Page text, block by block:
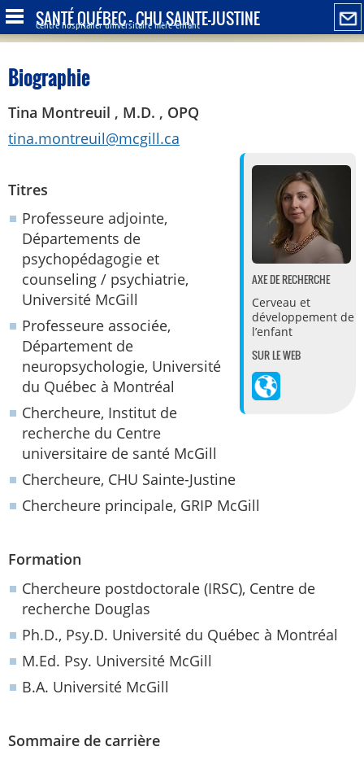
SANTÉ QUÉBEC - CHU SAINTE-JUSTINE
Centre hospitalier universitaire mère-enfant
Biographie
Tina Montreuil , M.D. , OPQ
tina.montreuil@mcgill.ca
AXE DE RECHERCHE
Cerveau et
développement de
l’enfant
SUR LE WEB
Titres
Professeure adjointe,
Départements de
psychopédagogie et
counseling / psychiatrie,
Université McGill
Professeure associée,
Département de
neuropsychologie, Université
du Québec à Montréal
Chercheure, Institut de
recherche du Centre
universitaire de santé McGill
Chercheure, CHU Sainte-Justine
Chercheure principale, GRIP McGill
Formation
Chercheure postdoctorale (IRSC), Centre de
recherche Douglas
Ph.D., Psy.D. Université du Québec à Montréal
M.Ed. Psy. Université McGill
B.A. Université McGill
Sommaire de carrière